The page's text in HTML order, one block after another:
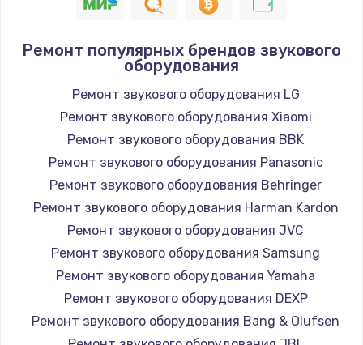
Ремонт популярных брендов звукового
оборудования
Ремонт звукового оборудования LG
Ремонт звукового оборудования Xiaomi
Ремонт звукового оборудования BBK
Ремонт звукового оборудования Panasonic
Ремонт звукового оборудования Behringer
Ремонт звукового оборудования Harman Kardon
Ремонт звукового оборудования JVC
Ремонт звукового оборудования Samsung
Ремонт звукового оборудования Yamaha
Ремонт звукового оборудования DEXP
Ремонт звукового оборудования Bang & Olufsen